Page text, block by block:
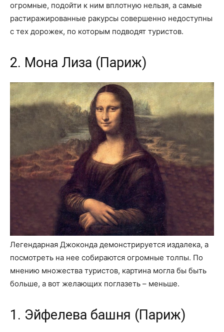
огромные, подойти к ним вплотную нельзя, а самые
растиражированные ракурсы совершенно недоступны
с тех дорожек, по которым подводят туристов.
2. Мона Лиза (Париж)
Легендарная Джоконда демонстрируется издалека, а
посмотреть на нее собираются огромные толпы. По
мнению множества туристов, картина могла бы быть
больше, а вот желающих поглазеть – меньше.
1. Эйфелева башня (Париж)